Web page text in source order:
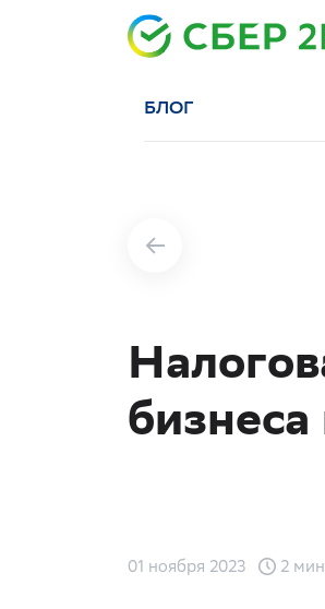
БЛОГ
01 ноября 2023 2